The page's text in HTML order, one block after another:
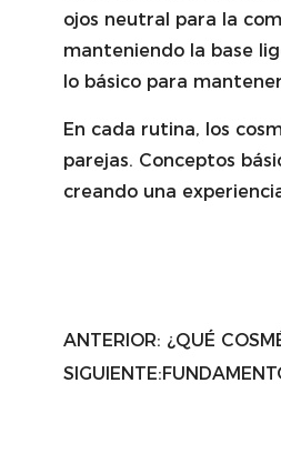
ojos neutral para la
manteniendo la base
lo básico para
En cada rutina, los
parejas. Conceptos
creando una
ANTERIOR: ¿QUÉ
SIGUIENTE: